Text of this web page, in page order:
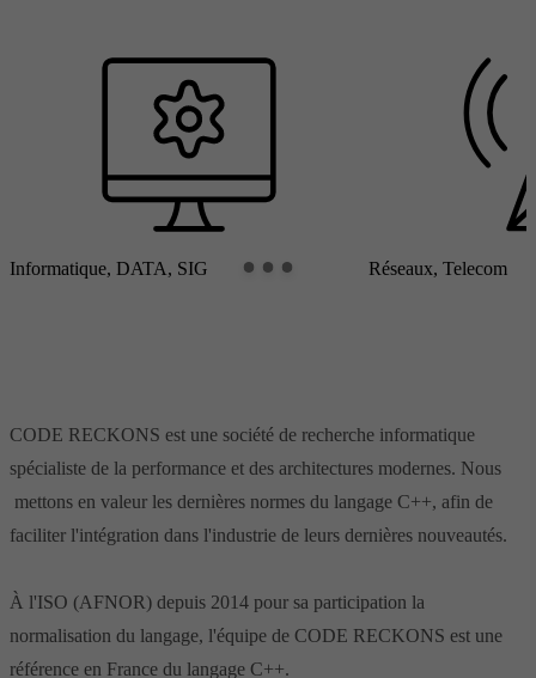
Informatique, DATA, SIG Réseaux, Telecom
CODE RECKONS est une société de recherche informatique
spécialiste de la performance et des architectures modernes. Nous
mettons en valeur les dernières normes du langage C++, afin de
faciliter l'intégration dans l'industrie de leurs dernières nouveautés.
À l'ISO (AFNOR) depuis 2014 pour sa participation la
normalisation du langage, l'équipe de CODE RECKONS est une
référence en France du langage C++.